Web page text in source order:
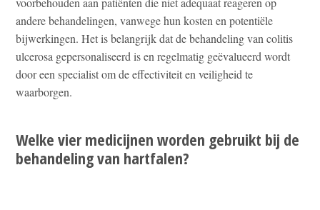
andere behandelingen, vanwege hun kosten en potentiële
bijwerkingen. Het is belangrijk dat de behandeling van colitis
ulcerosa gepersonaliseerd is en regelmatig geëvalueerd wordt
door een specialist om de effectiviteit en veiligheid te
waarborgen.
Welke vier medicijnen worden gebruikt bij de
behandeling van hartfalen?